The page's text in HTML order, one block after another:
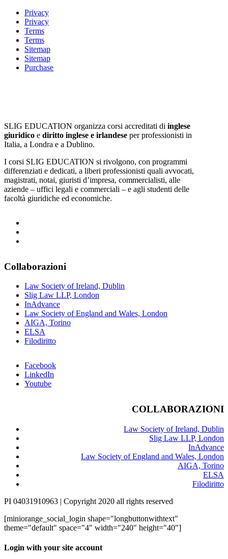
Privacy
Privacy
Terms
Terms
Sitemap
Sitemap
Purchase
SLIG EDUCATION organizza corsi accreditati di inglese
giuridico e diritto inglese e irlandese per professionisti in
Italia, a Londra e a Dublino.
I corsi SLIG EDUCATION si rivolgono, con programmi
differenziati e dedicati, a liberi professionisti quali avvocati,
magistrati, notai, giuristi d’impresa, commercialisti, alle
aziende – uffici legali e commerciali – e agli studenti delle
facoltà giuridiche ed economiche.
Collaborazioni
Law Society of Ireland, Dublin
Slig Law LLP, London
InAdvance
Law Society of England and Wales, London
AIGA, Torino
ELSA
Filodiritto
Facebook
LinkedIn
Youtube
COLLABORAZIONI
Law Society of Ireland, Dublin
Slig Law LLP, London
InAdvance
Law Society of England and Wales, London
AIGA, Torino
ELSA
Filodiritto
PI 04031910963 | Copyright 2020 all rights reserved
[miniorange_social_login shape="longbuttonwithtext"
theme="default" space="4" width="240" height="40"]
Login with your site account